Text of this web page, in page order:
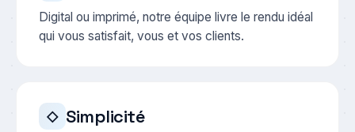
Digital ou imprimé, notre équipe livre le rendu idéal
qui vous satisfait, vous et vos clients.
◇ Simplicité